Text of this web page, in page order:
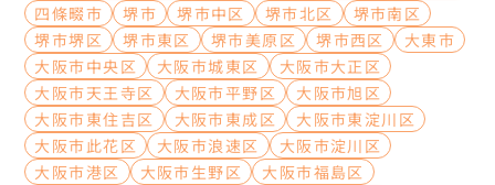
四條畷市
堺市 堺市中区 堺市北区
堺市南区
堺市堺区
堺市東区 堺市美原区 堺市西区
大東市
大阪市中央区
大阪市城東区
大阪市大正区
大阪市天王寺区
大阪市平野区
大阪市旭区
大阪市東住吉区
大阪市東成区
大阪市東淀川区
大阪市此花区
大阪市浪速区
大阪市淀川区
大阪市港区
大阪市生野区
大阪市福島区